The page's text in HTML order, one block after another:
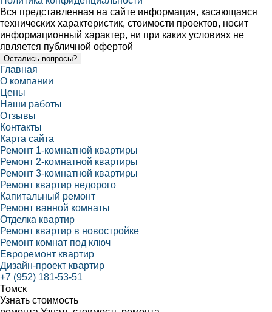
Вся представленная на сайте информация, касающаяся
технических характеристик, стоимости проектов, носит
информационный характер, ни при каких условиях не
является публичной офертой
Остались вопросы?
Главная
О компании
Цены
Наши работы
Отзывы
Контакты
Карта сайта
Ремонт 1-комнатной квартиры
Ремонт 2-комнатной квартиры
Ремонт 3-комнатной квартиры
Ремонт квартир недорого
Капитальный ремонт
Ремонт ванной комнаты
Отделка квартир
Ремонт квартир в новостройке
Ремонт комнат под ключ
Евроремонт квартир
Дизайн-проект квартир
+7 (952) 181-53-51
Томск
Узнать стоимость